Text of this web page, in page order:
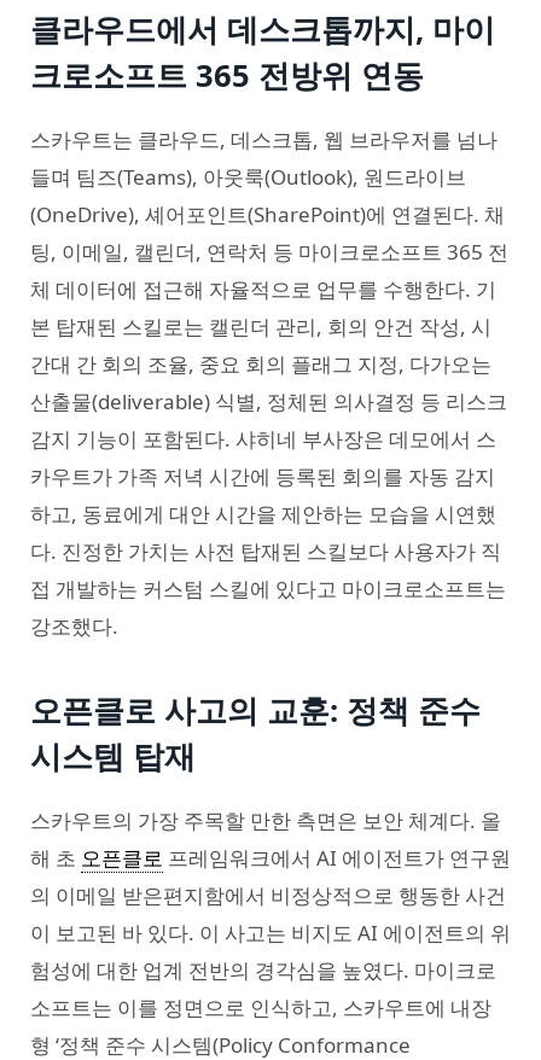
클라우드에서 데스크톱까지, 마이
크로소프트 365 전방위 연동
스카우트는 클라우드, 데스크톱, 웹 브라우저를 넘나
들며 팀즈(Teams), 아웃룩(Outlook), 원드라이브
(OneDrive), 셰어포인트(SharePoint)에 연결된다. 채
팅, 이메일, 캘린더, 연락처 등 마이크로소프트 365 전
체 데이터에 접근해 자율적으로 업무를 수행한다. 기
본 탑재된 스킬로는 캘린더 관리, 회의 안건 작성, 시
간대 간 회의 조율, 중요 회의 플래그 지정, 다가오는
산출물(deliverable) 식별, 정체된 의사결정 등 리스크
감지 기능이 포함된다. 샤히네 부사장은 데모에서 스
카우트가 가족 저녁 시간에 등록된 회의를 자동 감지
하고, 동료에게 대안 시간을 제안하는 모습을 시연했
다. 진정한 가치는 사전 탑재된 스킬보다 사용자가 직
접 개발하는 커스텀 스킬에 있다고 마이크로소프트는
강조했다.
오픈클로 사고의 교훈: 정책 준수
시스템 탑재
스카우트의 가장 주목할 만한 측면은 보안 체계다. 올
해 초 오픈클로 프레임워크에서 AI 에이전트가 연구원
의 이메일 받은편지함에서 비정상적으로 행동한 사건
이 보고된 바 있다. 이 사고는 비지도 AI 에이전트의 위
험성에 대한 업계 전반의 경각심을 높였다. 마이크로
소프트는 이를 정면으로 인식하고, 스카우트에 내장
형 ‘정책 준수 시스템(Policy Conformance